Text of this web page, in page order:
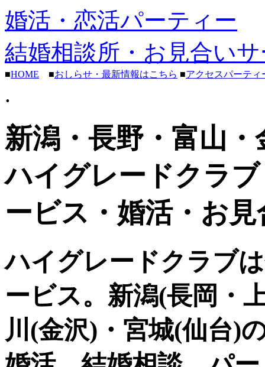
婚活・恋活パーティー
結婚相談所・お見合い
■HOME ■おしらせ・最新情報はこちら ■アクセスパーティ
.
新潟・長野・富山
ハイグレードクラ
ービス・婚活・お見
ハイグレードクラブ
ービス。新潟(長岡・
川(金沢)・宮城(仙台)